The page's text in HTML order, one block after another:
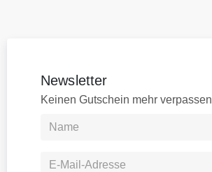
Newsletter
Keinen Gutschein mehr verpassen